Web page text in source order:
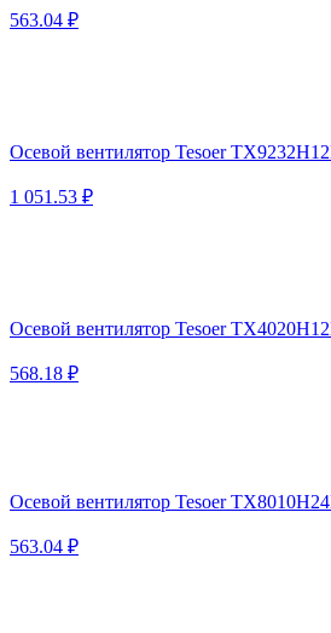
563.04 ₽
Осевой вентилятор Tesoer
1 051.53 ₽
Осевой вентилятор Tesoer
568.18 ₽
Осевой вентилятор Tesoer
563.04 ₽